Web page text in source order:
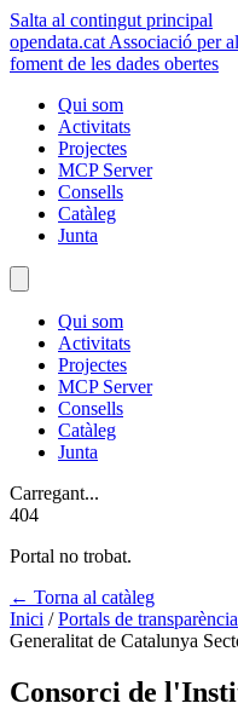
Salta al contingut principal
opendata.cat Associació per al
foment de les dades obertes
Qui som
Activitats
Projectes
MCP Server
Consells
Catàleg
Junta
Qui som
Activitats
Projectes
MCP Server
Consells
Catàleg
Junta
Carregant...
404
Portal no trobat.
← Torna al catàleg
Inici / Portals de transparència
Generalitat de Catalunya
Consorci de